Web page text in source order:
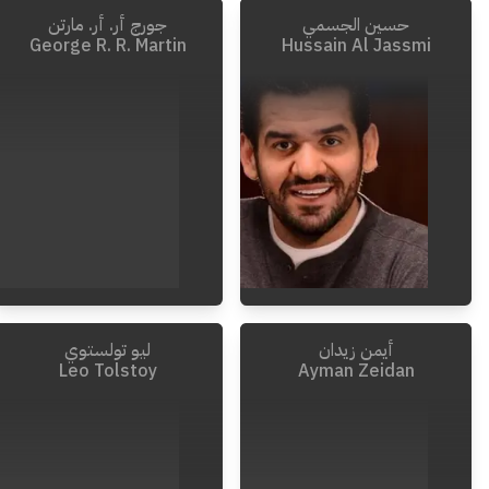
-
1976
-
1997 حسين الجسمي
Hussain Al Jassmi
جورج أر. أر. مارتن
George R. R. Martin
أيمن زيدان
Ayman Zeidan
ليو تولستوي
Leo Tolstoy